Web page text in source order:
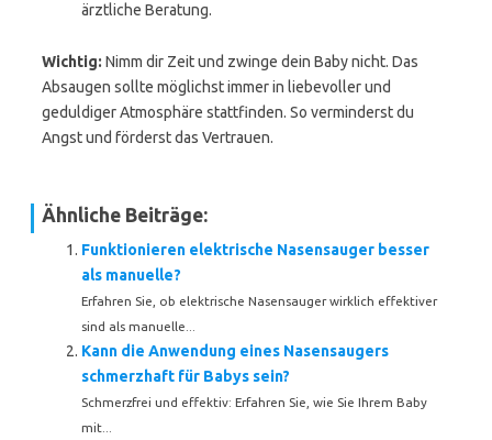
ärztliche Beratung.
Wichtig: Nimm dir Zeit und zwinge dein Baby nicht. Das
Absaugen sollte möglichst immer in liebevoller und
geduldiger Atmosphäre stattfinden. So verminderst du
Angst und förderst das Vertrauen.
Ähnliche Beiträge:
Funktionieren elektrische Nasensauger besser
als manuelle?
Erfahren Sie, ob elektrische Nasensauger wirklich effektiver
sind als manuelle...
Kann die Anwendung eines Nasensaugers
schmerzhaft für Babys sein?
Schmerzfrei und effektiv: Erfahren Sie, wie Sie Ihrem Baby
mit...